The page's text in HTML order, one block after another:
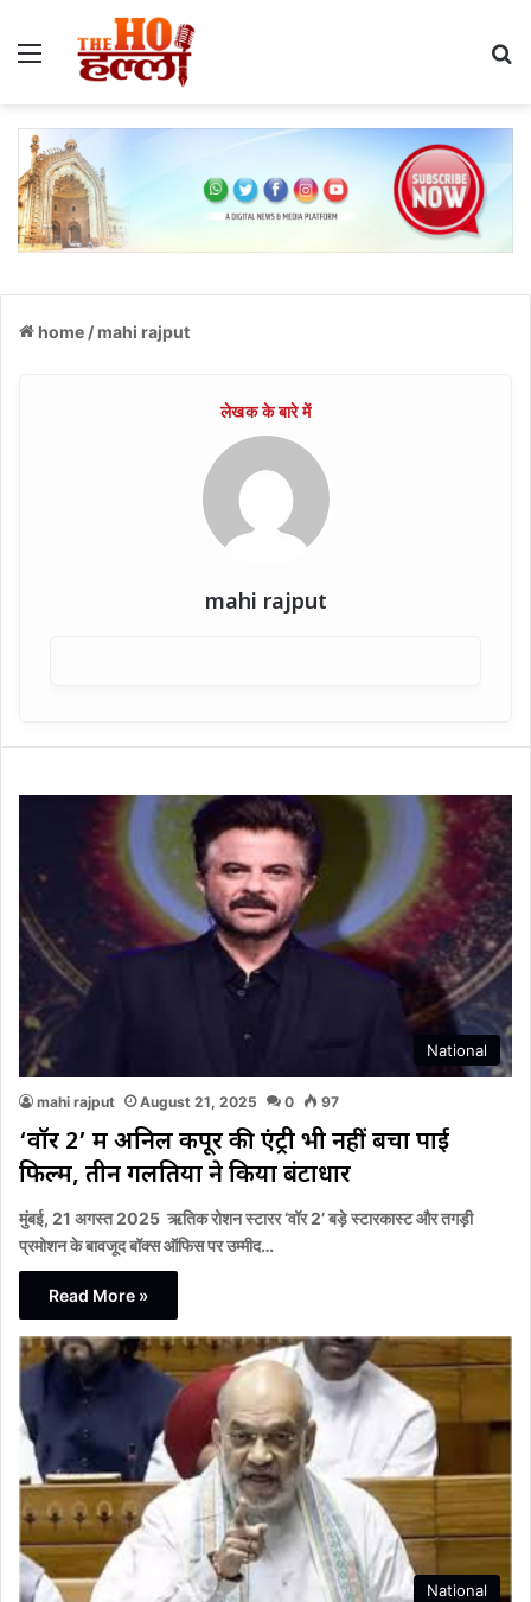
Menu
home /mahi rajput
mahi rajput
National
mahi rajput August 21, 2025 0 97
‘वॉर 2’ में अनिल कपूर की एंट्री भी नहीं बचा पाई
फिल्म, तीन गलतियों ने किया बंटाधार
मुंबई, 21 अगस्त 2025 ऋतिक रोशन स्टारर ‘वॉर 2’ बड़े स्टारकास्ट और तगड़ी
प्रमोशन के बावजूद बॉक्स ऑफिस पर उम्मीद…
Read More »
National